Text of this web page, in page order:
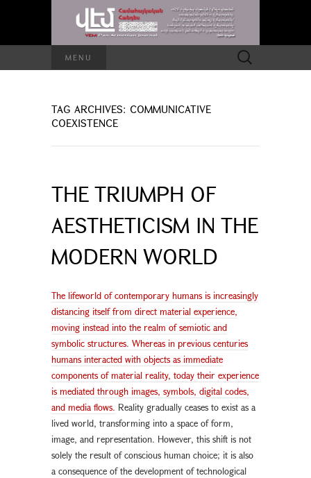
MENU
Search
for:
TAG ARCHIVES: COMMUNICATIVE
COEXISTENCE
THE TRIUMPH OF
AESTHETICISM IN THE
MODERN WORLD
The lifeworld of contemporary humans is increasingly
distancing itself from direct material experience,
moving instead into the realm of semiotic and
symbolic structures. Whereas in previous centuries
humans interacted with objects as immediate
components of material reality, today their experience
is mediated through images, symbols, digital codes,
and media flows. Reality gradually ceases to exist as a
lived world, transforming into a space of form,
image, and representation. However, this shift is not
solely the result of conscious human choice; it is also
a consequence of the development of technological